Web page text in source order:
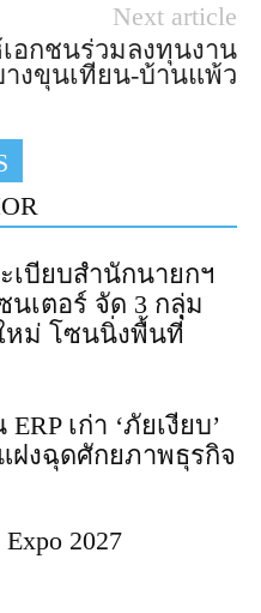
Next article
เอกชนร่วมลงทุนงาน
างขุนเทียน-บ้านแพ้ว
เบียบสำนักนายกฯ
นเตอร์ จัด 3 กลุ่ม
หม่ โซนนิ่งพื้นที่
เก่า ‘ภัยเงียบ’
ฝงฉุดศักยภาพธุรกิจ
2027